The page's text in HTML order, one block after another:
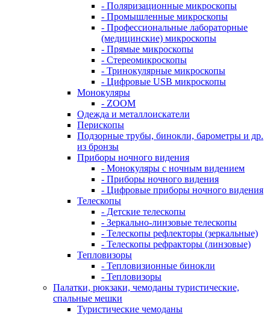
- Поляризационные микроскопы
- Промышленные микроскопы
- Профессиональные лабораторные
(медицинские) микроскопы
- Прямые микроскопы
- Стереомикроскопы
- Тринокулярные микроскопы
- Цифровые USB микроскопы
Монокуляры
- ZOOM
Одежда и металлоискатели
Перископы
Подзорные трубы, бинокли, барометры и др.
из бронзы
Приборы ночного видения
- Монокуляры с ночным видением
- Приборы ночного видения
- Цифровые приборы ночного видения
Телескопы
- Детские телескопы
- Зеркально-линзовые телескопы
- Телескопы рефлекторы (зеркальные)
- Телескопы рефракторы (линзовые)
Тепловизоры
- Тепловизионные бинокли
- Тепловизоры
Палатки, рюкзаки, чемоданы туристические,
спальные мешки
Туристические чемоданы